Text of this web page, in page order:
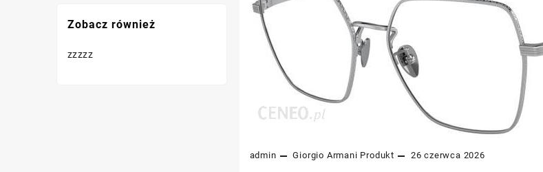
admin Giorgio Armani Produkt 26 czerwca 2026
Zobacz również
zzzzz